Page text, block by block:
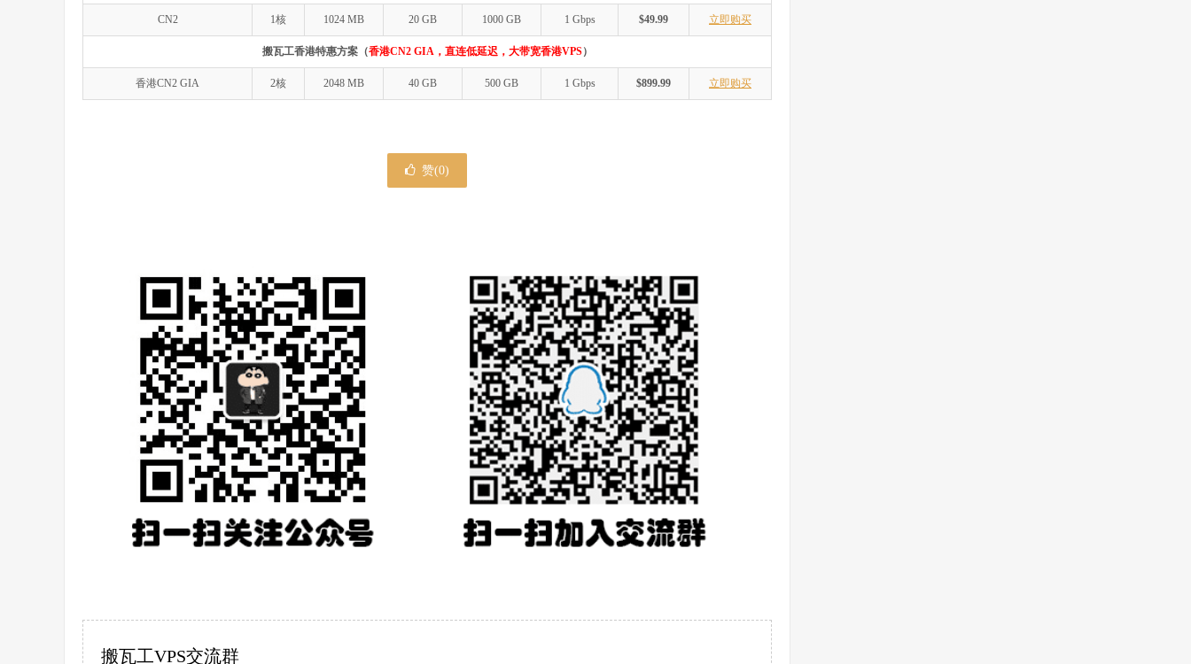
CN2 1核 1024 MB 20 GB 1000 GB 1 Gbps $49.99 立即购买
搬瓦工香港特惠方案（香港CN2 GIA，直连低延迟，大带宽香港VPS）
香港CN2 GIA 2核 2048 MB 40 GB 500 GB 1 Gbps $899.99 立即购买
赞(0)
搬瓦工VPS交流群